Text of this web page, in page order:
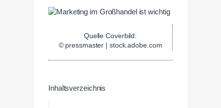
Quelle Coverbild:
© pressmaster | stock.adobe.com
Inhaltsverzeichnis